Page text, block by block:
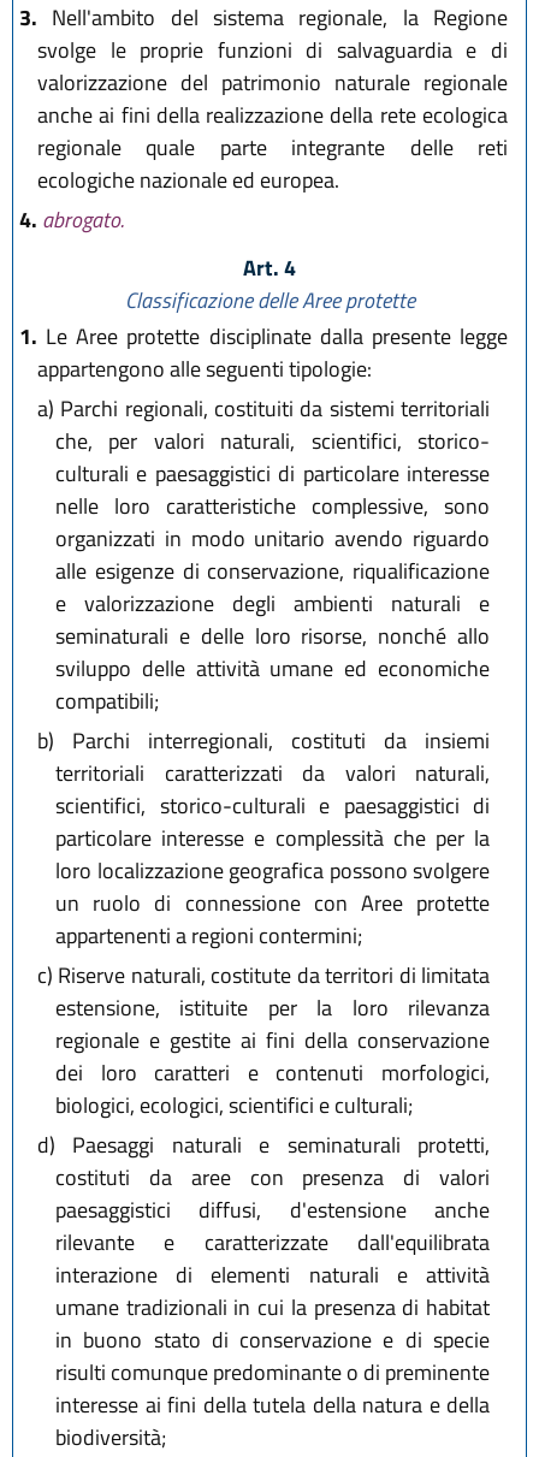
3. Nell'ambito del sistema regionale, la Regione
svolge le proprie funzioni di salvaguardia e di
valorizzazione del patrimonio naturale regionale
anche ai fini della realizzazione della rete ecologica
regionale quale parte integrante delle reti
ecologiche nazionale ed europea.
4. abrogato.
Art. 4
Classificazione delle Aree protette
1. Le Aree protette disciplinate dalla presente legge
appartengono alle seguenti tipologie:
a) Parchi regionali, costituiti da sistemi territoriali
che, per valori naturali, scientifici, storico-
culturali e paesaggistici di particolare interesse
nelle loro caratteristiche complessive, sono
organizzati in modo unitario avendo riguardo
alle esigenze di conservazione, riqualificazione
e valorizzazione degli ambienti naturali e
seminaturali e delle loro risorse, nonché allo
sviluppo delle attività umane ed economiche
compatibili;
b) Parchi interregionali, costituti da insiemi
territoriali caratterizzati da valori naturali,
scientifici, storico-culturali e paesaggistici di
particolare interesse e complessità che per la
loro localizzazione geografica possono svolgere
un ruolo di connessione con Aree protette
appartenenti a regioni contermini;
c) Riserve naturali, costitute da territori di limitata
estensione, istituite per la loro rilevanza
regionale e gestite ai fini della conservazione
dei loro caratteri e contenuti morfologici,
biologici, ecologici, scientifici e culturali;
d) Paesaggi naturali e seminaturali protetti,
costituti da aree con presenza di valori
paesaggistici diffusi, d'estensione anche
rilevante e caratterizzate dall'equilibrata
interazione di elementi naturali e attività
umane tradizionali in cui la presenza di habitat
in buono stato di conservazione e di specie
risulti comunque predominante o di preminente
interesse ai fini della tutela della natura e della
biodiversità;